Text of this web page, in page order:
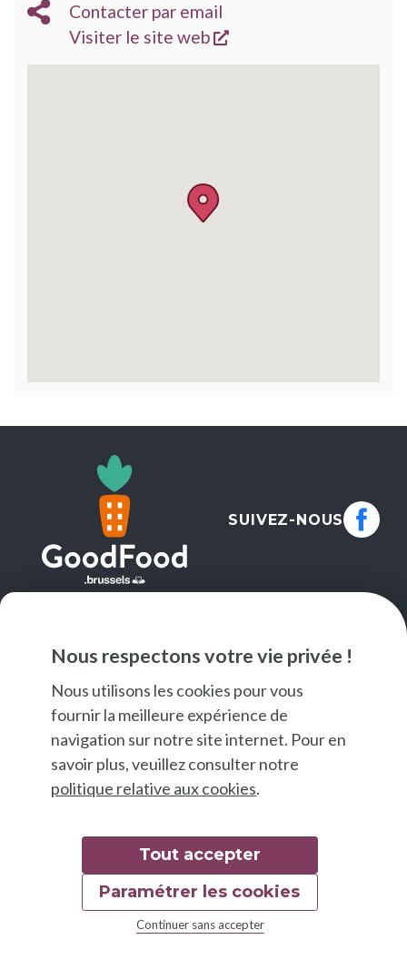
Nous respectons votre vie privée !
Nous utilisons les cookies pour vous
fournir la meilleure expérience de
navigation sur notre site internet. Pour en
savoir plus, veuillez consulter notre
politique relative aux cookies.
Tout accepter
Continuer sans accepter
Paramétrer les cookies
Contacter par email
Visiter le site web
s'ouvre dans une
SUIVEZ-NOUS
© 2026 Good Food
Mentions légales